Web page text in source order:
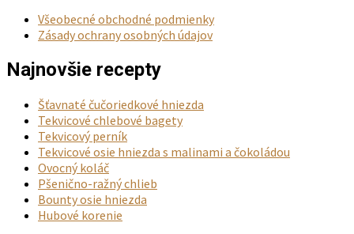
Všeobecné obchodné podmienky
Zásady ochrany osobných údajov
Najnovšie recepty
Šťavnaté čučoriedkové hniezda
Tekvicové chlebové bagety
Tekvicový perník
Tekvicové osie hniezda s malinami a čokoládou
Ovocný koláč
Pšenično-ražný chlieb
Bounty osie hniezda
Hubové korenie